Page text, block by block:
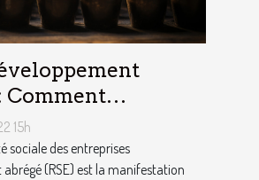
Comment
vite un emploi
?
15h
sociale des entreprises
(RSE) est la manifestation